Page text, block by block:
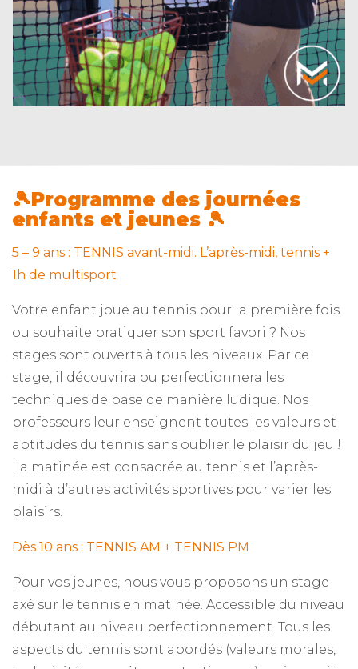
🎾Programme des journées
enfants et jeunes 🎾
5 – 9 ans : TENNIS avant-midi. L’après-midi, tennis +
1h de multisport
Votre enfant joue au tennis pour la première fois
ou souhaite pratiquer son sport favori ? Nos
stages sont ouverts à tous les niveaux. Par ce
stage, il découvrira ou perfectionnera les
techniques de base de manière ludique. Nos
professeurs leur enseignent toutes les valeurs et
aptitudes du tennis sans oublier le plaisir du jeu !
La matinée est consacrée au tennis et l’après-
midi à d’autres activités sportives pour varier les
plaisirs.
Dès 10 ans : TENNIS AM + TENNIS PM
Pour vos jeunes, nous vous proposons un stage
axé sur le tennis en matinée. Accessible du niveau
débutant au niveau perfectionnement. Tous les
aspects du tennis sont abordés (valeurs morales,